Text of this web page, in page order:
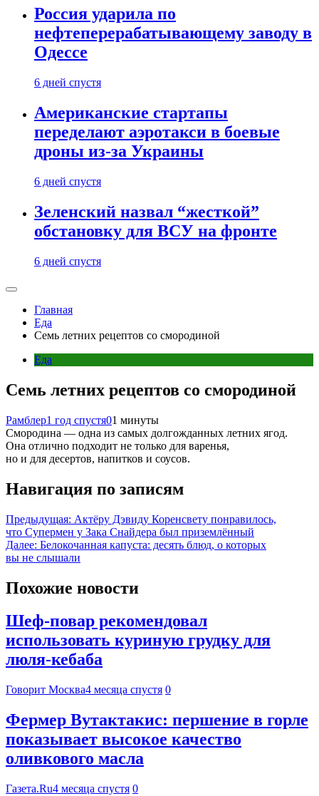
Россия ударила по
нефтеперерабатывающему заводу в
Одессе
6 дней спустя
Американские стартапы
переделают аэротакси в боевые
дроны из-за Украины
6 дней спустя
Зеленский назвал “жесткой”
обстановку для ВСУ на фронте
6 дней спустя
Главная
Еда
Семь летних рецептов со смородиной
Еда
Семь летних рецептов со смородиной
Рамблер1 год спустя01 минуты
Смородина — одна из самых долгожданных летних ягод.
Она отлично подходит не только для варенья,
но и для десертов, напитков и соусов.
Навигация по записям
Предыдущая: Актёру Дэвиду Коренсвету понравилось,
что Супермен у Зака Снайдера был приземлённый
Далее: Белокочанная капуста: десять блюд, о которых
вы не слышали
Похожие новости
Шеф-повар рекомендовал
использовать куриную грудку для
люля-кебаба
Говорит Москва4 месяца спустя 0
Фермер Вутактакис: першение в горле
показывает высокое качество
оливкового масла
Газета.Ru4 месяца спустя 0